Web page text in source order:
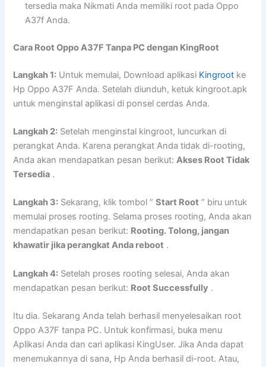
tersedia maka Nikmati Anda memiliki root pada Oppo
A37f Anda.
Cara Root Oppo A37F Tanpa PC dengan KingRoot
Langkah 1: Untuk memulai, Download aplikasi Kingroot ke
Hp Oppo A37F Anda. Setelah diunduh, ketuk kingroot.apk
untuk menginstal aplikasi di ponsel cerdas Anda.
Langkah 2: Setelah menginstal kingroot, luncurkan di
perangkat Anda. Karena perangkat Anda tidak di-rooting,
Anda akan mendapatkan pesan berikut:Akses Root Tidak
Tersedia .
Langkah 3: Sekarang, klik tombol ”Start Root ” biru untuk
memulai proses rooting. Selama proses rooting, Anda akan
mendapatkan pesan berikut: Rooting. Tolong, jangan
khawatir jika perangkat Anda reboot .
Langkah 4: Setelah proses rooting selesai, Anda akan
mendapatkan pesan berikut: Root Successfully .
Itu dia. Sekarang Anda telah berhasil menyelesaikan root
Oppo A37F tanpa PC. Untuk konfirmasi, buka menu
Aplikasi Anda dan cari aplikasi KingUser. Jika Anda dapat
menemukannya di sana, Hp Anda berhasil di-root. Atau,